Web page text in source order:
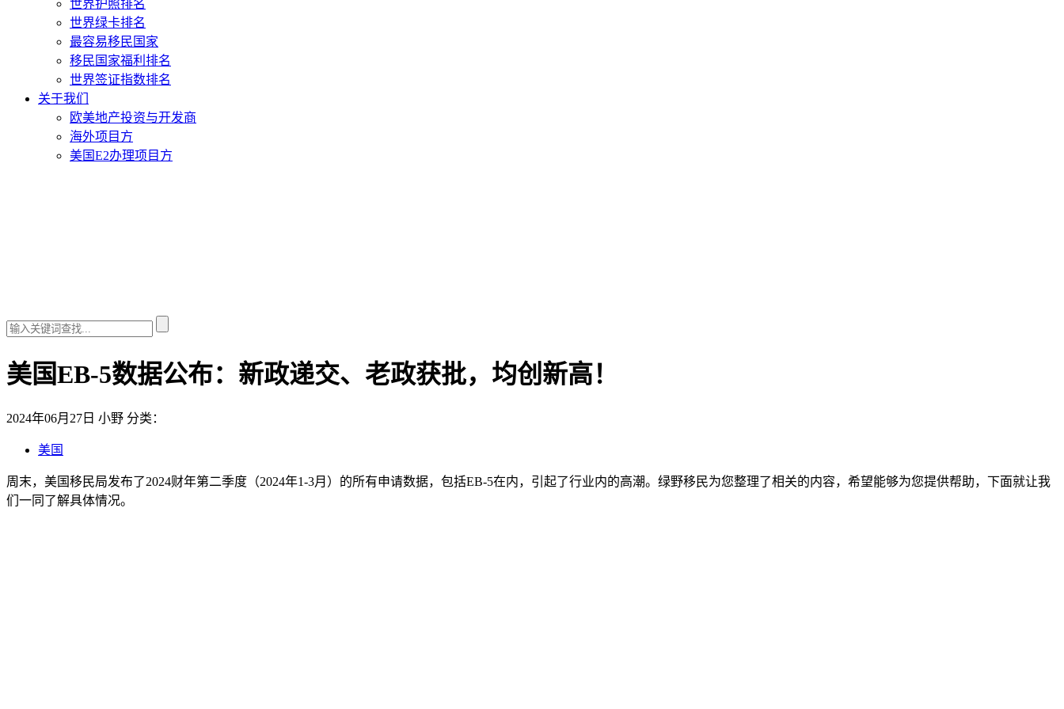
世界护照排名
世界绿卡排名
最容易移民国家
移民国家福利排名
世界签证指数排名
关于我们
欧美地产投资与开发商
海外项目方
美国E2办理项目方
美国EB-5数据公布：新政递交、老政获批，均创新高！
2024年06月27日 小野 分类：
美国
周末，美国移民局发布了2024财年第二季度（2024年1-3月）的所有申请数据，包括EB-5在内，引起了行业内的高潮。绿野移民为您整理了相关的内容，希望能够为您提供帮助，下面就让我
们一同了解具体情况。